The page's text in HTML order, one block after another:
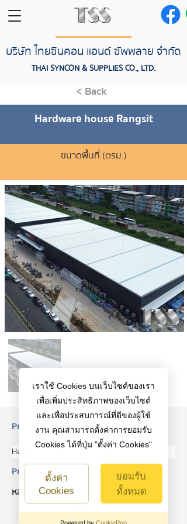
THAI SYNCON & SUPPLIES CO., LTD.
บริษัท ไทยซินคอน แอนด์ ซัพพลาย จำกัด
< Back
Hardware house Rangsit
ขนาดพื้นที่ (ตรม.)
Property Description
Hardware house Rangsit อาคารA
Property Details
หลังคา
ฝ้าเพดาน
เราใช้ Cookies บนเว็บไซต์ของเรา
เพื่อเพิ่มประสิทธิภาพของเว็บไซต์
และเพื่อประสบการณ์ที่ดีของผู้ใช้
งาน คุณสามารถตั้งค่าการยอมรับ
Cookies ได้ที่ปุ่ม "ตั้งค่า Cookies"
ตั้งค่า
Cookies
ยอมรับ
ทั้งหมด
Powered by CookiePop